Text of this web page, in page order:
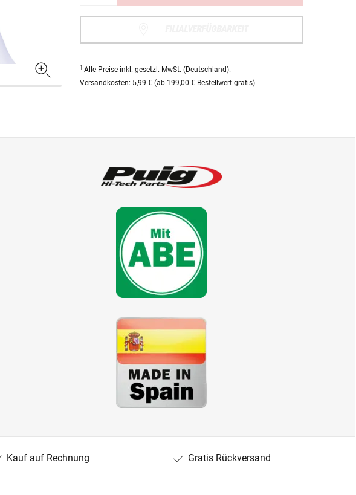
1 Alle Preise inkl. gesetzl. MwSt. (Deutschland).
Versandkosten: 5,99 € (ab 199,00 € Bestellwert gratis).
Kauf auf Rechnung Gratis Rückversand